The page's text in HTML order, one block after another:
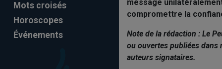
Mots croisés
Horoscopes
Événements
message
compromettre la
Note de la rédaction : Le
ou ouvertes publiées dans
auteurs signataires.